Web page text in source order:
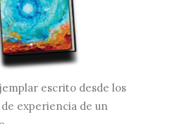
escrito desde los
experiencia de un